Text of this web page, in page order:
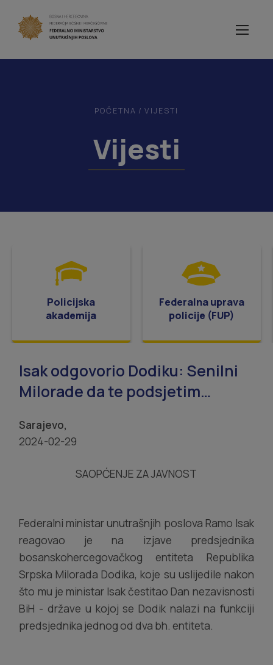
POČETNA / VIJESTI
Vijesti
Policijska
akademija
Federalna uprava
policije (FUP)
Isak odgovorio Dodiku: Senilni
Milorade da te podsjetim…
Sarajevo,
2024-02-29
SAOPĆENJE ZA JAVNOST
Federalni ministar unutrašnjih poslova Ramo Isak
reagovao je na izjave predsjednika
bosanskohercegovačkog entiteta Republika
Srpska Milorada Dodika, koje su uslijedile nakon
što mu je ministar Isak čestitao Dan nezavisnosti
BiH - države u kojoj se Dodik nalazi na funkciji
predsjednika jednog od dva bh. entiteta.